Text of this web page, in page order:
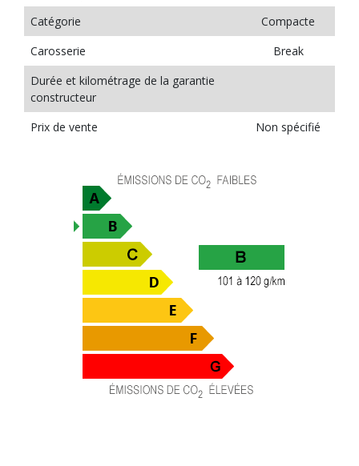
Catégorie
Compacte
Carosserie
Break
Durée et kilométrage de la garantie
constructeur
Prix de vente
Non spécifié